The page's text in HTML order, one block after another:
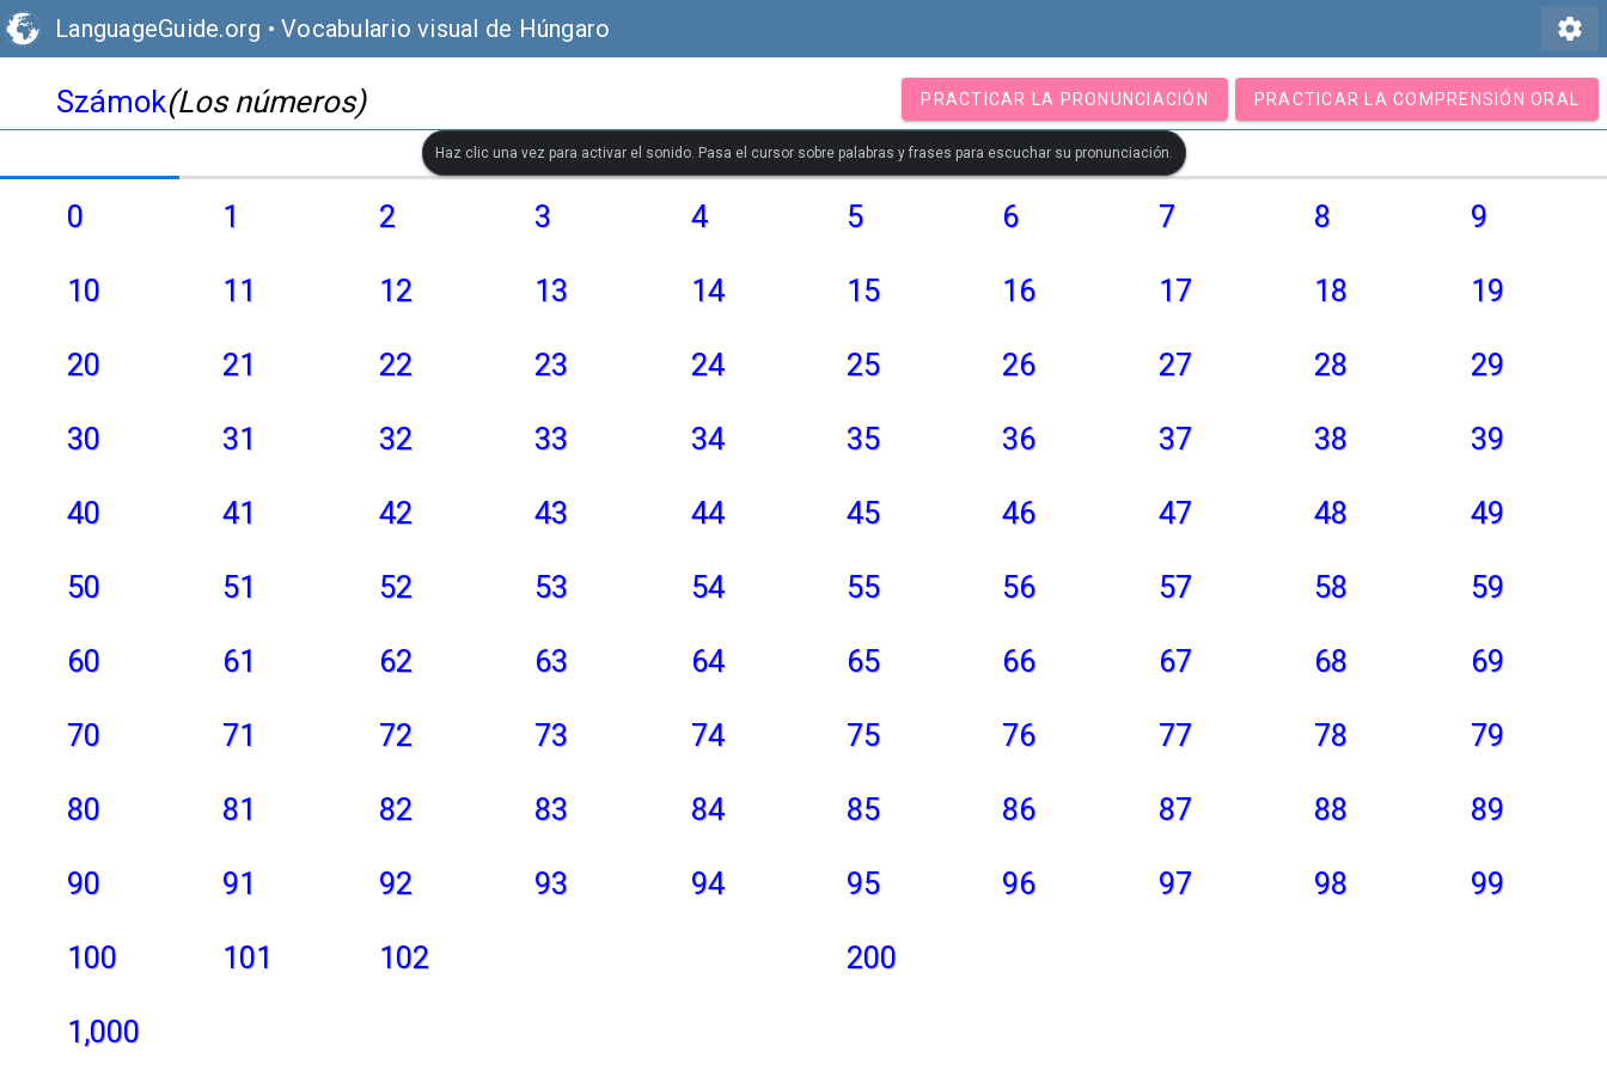
LanguageGuide.org • Vocabulario visual de Húngaro settings
Számok(Los números) PRACTICAR LA PRONUNCIACIÓN PRACTICAR LA COMPRENSIÓN ORAL
Haz clic una vez para activar el sonido. Pasa el cursor sobre palabras y frases para escuchar su pronunciación.
0 1 2 3 4 5 6 7 8 9
10 11 12 13 14 15 16 17 18 19
20 21 22 23 24 25 26 27 28 29
30 31 32 33 34 35 36 37 38 39
40 41 42 43 44 45 46 47 48 49
50 51 52 53 54 55 56 57 58 59
60 61 62 63 64 65 66 67 68 69
70 71 72 73 74 75 76 77 78 79
80 81 82 83 84 85 86 87 88 89
90 91 92 93 94 95 96 97 98 99
100 101 102 200
1,000